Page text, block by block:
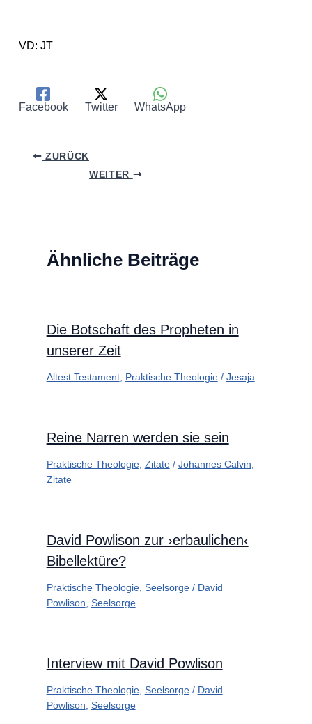
VD: JT
Facebook Twitter WhatsApp
ZURÜCK
WEITER
Ähnliche Beiträge
Die Botschaft des Propheten in
unserer Zeit
Altest Testament, Praktische Theologie/ Jesaja
Reine Narren werden sie sein
Praktische Theologie, Zitate/ Johannes Calvin
Zitate
David Powlison zur ›erbaulichen‹
Bibellektüre?
Praktische Theologie, Seelsorge/ David
Powlison Seelsorge
Interview mit David Powlison
Praktische Theologie, Seelsorge/ David
Powlison Seelsorge